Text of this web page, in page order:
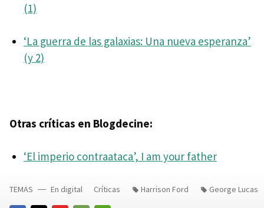
(1)
‘La guerra de las galaxias: Una nueva esperanza’
(y 2)
Otras críticas en Blogdecine:
‘El imperio contraataca’, I am your father
TEMAS En digital Críticas Harrison Ford George Lucas